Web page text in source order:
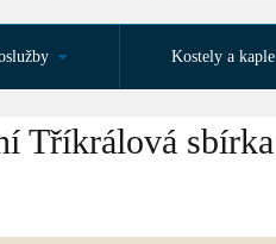
Kostely a kaple
Tříkrálová sbírka